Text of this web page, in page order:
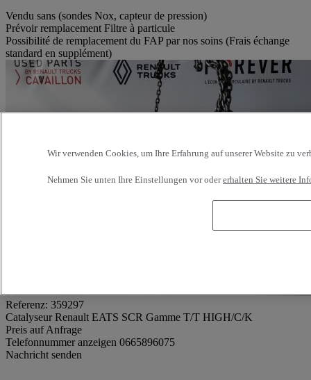
Vendu sans (sondes Nox, capteur de pression)
Prévoir remplacement Filtre à particule
Possibilité de remplacement du FAP par nos soins (Frais échange
standard en supplément)
Referenz: 359297
Catalyseur Renault EATS SCR Gamme T/T HIGH/C/K
Preis auf Anfrage
Telefonnummer anzeigen 0665896075
Nachricht senden
Wir verwenden Cookies, um Ihre Erfahrung auf unserer Website zu
Nehmen Sie unten Ihre Einstellungen vor odererhalten Sie weitere